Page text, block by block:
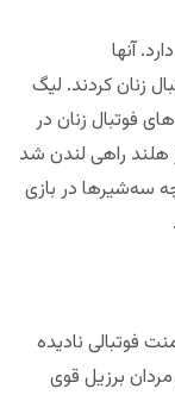
آنها
زنان کردند. لیگ
فوتبال زنان در
راهی لندن شد
سه‌شیرها در بازی
فوتبالی نادیده
برزیل قوی